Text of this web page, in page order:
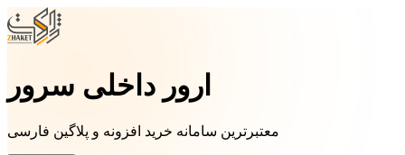
ارور داخلی سرور
معتبرترین سامانه خرید افزونه و پلاگین فارسی